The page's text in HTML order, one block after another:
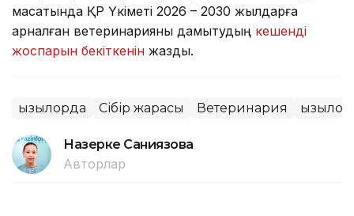
мақсатында ҚР Үкіметі 2026 – 2030 жылдарға
арналған ветеринарияны дамытудың кешенді
жоспарын бекіткенін жаздық.
Қызылорда Сібір жарасы Ветеринария
Назерке Саниязова
Авторлар